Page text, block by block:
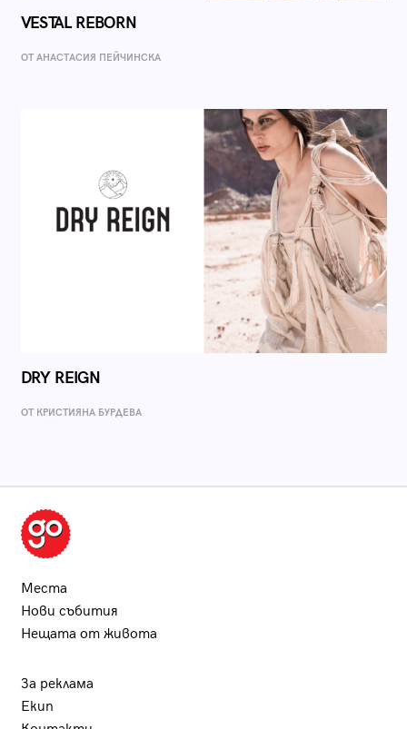
VESTAL REBORN
ОТ AНАСТАСИЯ ПЕЙЧИНСКА
DRY REIGN
ОТ КРИСТИЯНА БУРДЕВА
Места
Нови събития
Нещата от живота
За реклама
Екип